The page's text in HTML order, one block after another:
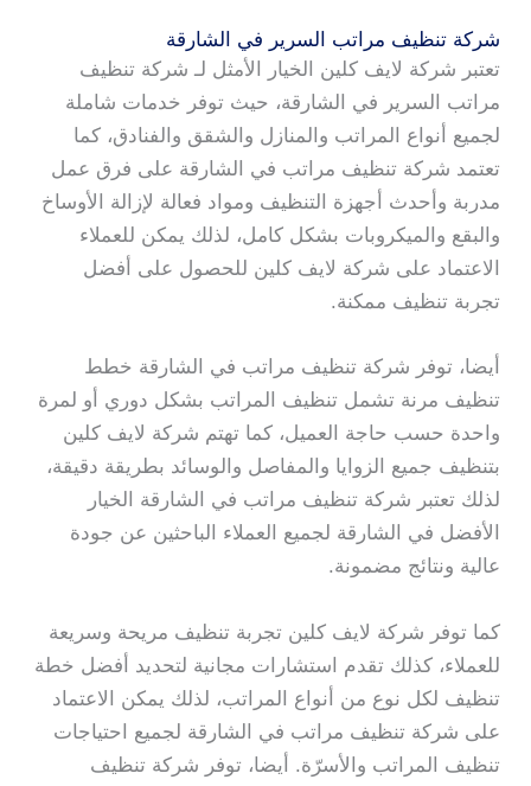
شركة تنظيف مراتب السرير في الشارقة
تعتبر شركة لايف كلين الخيار الأمثل لـ شركة تنظيف
مراتب السرير في الشارقة، حيث توفر خدمات شاملة
لجميع أنواع المراتب والمنازل والشقق والفنادق، كما
تعتمد شركة تنظيف مراتب في الشارقة على فرق عمل
مدربة وأحدث أجهزة التنظيف ومواد فعالة لإزالة الأوساخ
والبقع والميكروبات بشكل كامل، لذلك يمكن للعملاء
الاعتماد على شركة لايف كلين للحصول على أفضل
تجربة تنظيف ممكنة.
أيضا، توفر شركة تنظيف مراتب في الشارقة خطط
تنظيف مرنة تشمل تنظيف المراتب بشكل دوري أو لمرة
واحدة حسب حاجة العميل، كما تهتم شركة لايف كلين
بتنظيف جميع الزوايا والمفاصل والوسائد بطريقة دقيقة،
لذلك تعتبر شركة تنظيف مراتب في الشارقة الخيار
الأفضل في الشارقة لجميع العملاء الباحثين عن جودة
عالية ونتائج مضمونة.
كما توفر شركة لايف كلين تجربة تنظيف مريحة وسريعة
للعملاء، كذلك تقدم استشارات مجانية لتحديد أفضل خطة
تنظيف لكل نوع من أنواع المراتب، لذلك يمكن الاعتماد
على شركة تنظيف مراتب في الشارقة لجميع احتياجات
تنظيف المراتب والأسرّة. أيضا، توفر شركة تنظيف